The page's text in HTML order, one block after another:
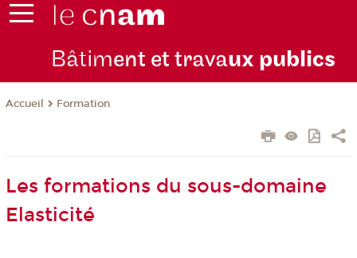
Bâtiment et travaux publics
Accueil Formation
Les formations du sous-domaine
Elasticité